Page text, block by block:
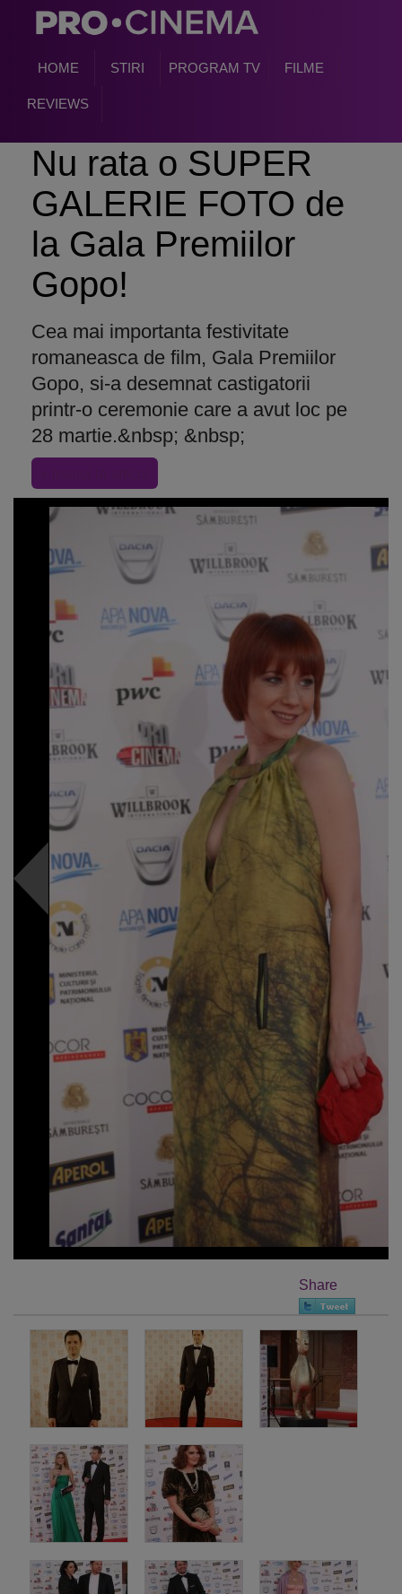
HOME STIRI PROGRAM TV FILME
REVIEWS
Nu rata o SUPER
GALERIE FOTO de
la Gala Premiilor
Gopo!
Cea mai importanta festivitate
romaneasca de film, Gala Premiilor
Gopo, si-a desemnat castigatorii
printr-o ceremonie care a avut loc pe
28 martie.&nbsp; &nbsp;
Share